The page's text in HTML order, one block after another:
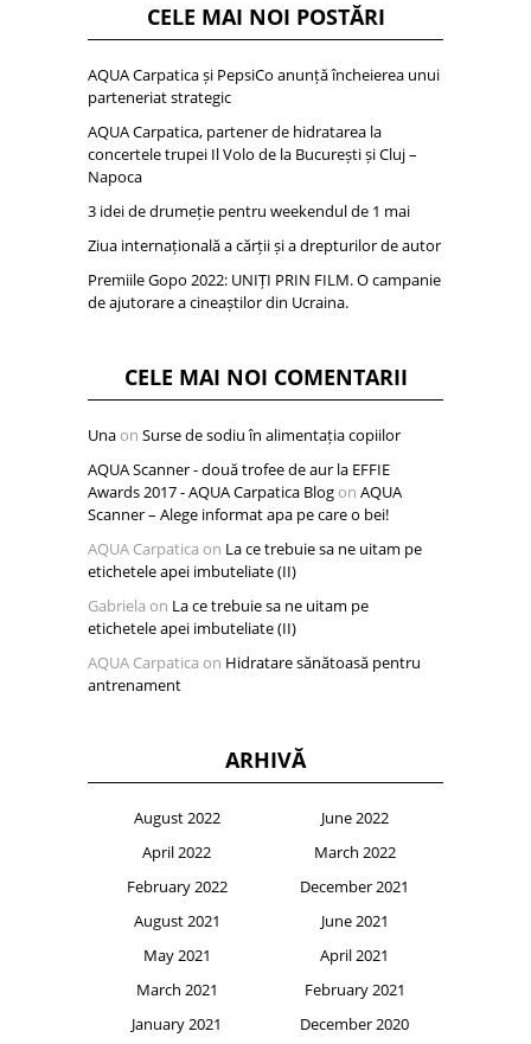
CELE MAI NOI POSTĂRI
AQUA Carpatica și PepsiCo anunță încheierea unui
parteneriat strategic
AQUA Carpatica, partener de hidratarea la
concertele trupei Il Volo de la București și Cluj –
Napoca
3 idei de drumeție pentru weekendul de 1 mai
Ziua internațională a cărții și a drepturilor de autor
Premiile Gopo 2022: UNIȚI PRIN FILM. O campanie
de ajutorare a cineaștilor din Ucraina.
CELE MAI NOI COMENTARII
Unaon Surse de sodiu în alimentația copiilor
AQUA Scanner - două trofee de aur la EFFIE
Awards 2017 - AQUA Carpatica Blogon AQUA
Scanner – Alege informat apa pe care o bei!
AQUA Carpatica on La ce trebuie sa ne uitam pe
etichetele apei imbuteliate (II)
Gabriela on La ce trebuie sa ne uitam pe
etichetele apei imbuteliate (II)
AQUA Carpatica on Hidratare sănătoasă pentru
antrenament
ARHIVĂ
August 2022
June 2022
April 2022
March 2022
February 2022
December 2021
August 2021
June 2021
May 2021
April 2021
March 2021
February 2021
January 2021
December 2020